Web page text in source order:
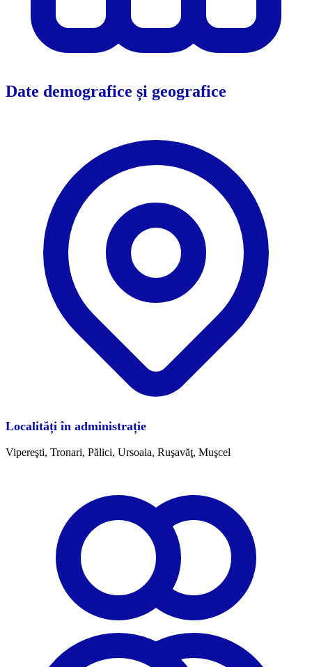
Date demografice și geografice
Localități în administrație
Vipereşti, Tronari, Pălici, Ursoaia, Ruşavăţ, Muşcel